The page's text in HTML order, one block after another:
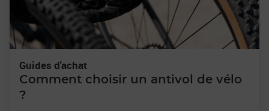
Guides d'achat
Comment choisir un antivol de vélo
?